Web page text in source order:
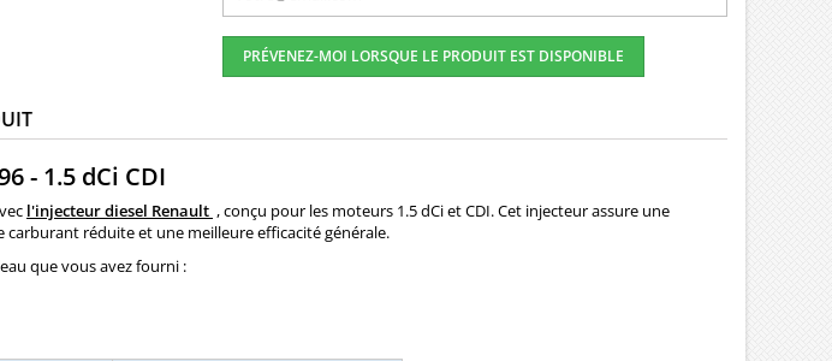
PRÉVENEZ-MOI LORSQUE LE PRODUIT EST DISPONIBLE
- 1.5 dCi CDI
l'injecteur diesel Renault , conçu pour les moteurs 1.5 dCi et CDI. Cet injecteur assure une
réduite et une meilleure efficacité générale.
que vous avez fourni :